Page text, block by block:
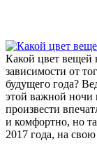
Какой цвет вещей
зависимости от
будущего года?
этой важной ночи
произвести
и комфортно, но
2017 года, на свою